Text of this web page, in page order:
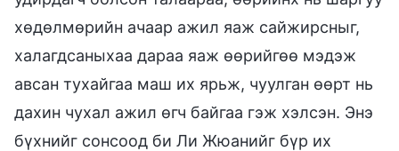
хөдөлмөрийн ачаар ажил яаж сайжирсныг,
халагдсаныхаа дараа яаж өөрийгөө мэдэж
авсан тухайгаа маш их ярьж, чуулган өөрт нь
дахин чухал ажил өгч байгаа гэж хэлсэн. Энэ
бүхнийг сонсоод би Ли Жюанийг бүр их